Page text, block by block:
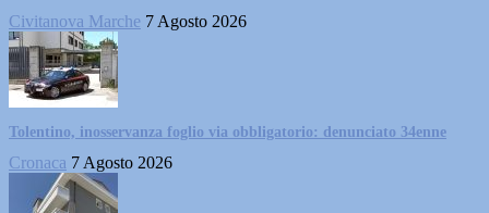
Civitanova Marche 7 Agosto 2026
Tolentino, inosservanza foglio via obbligatorio: denunciato 34enne
Cronaca 7 Agosto 2026